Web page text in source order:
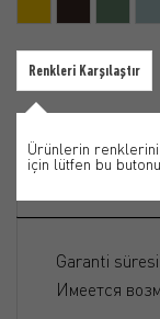
Renkleri Karşılaştır
Ürünlerin renklerini
için lütfen bu butonu
Garanti süresi
Имеется